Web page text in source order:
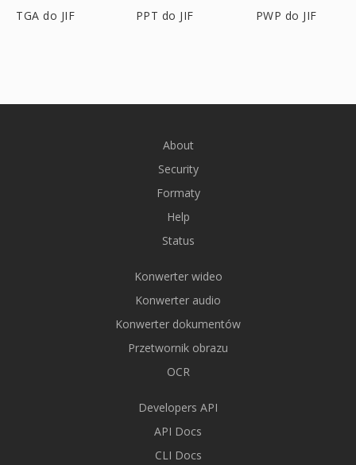
TGA do JIF PPT do JIF PWP do JIF
About
Security
Formaty
Help
Status
Konwerter wideo
Konwerter audio
Konwerter dokumentów
Przetwornik obrazu
OCR
Developers API
API Docs
CLI Docs